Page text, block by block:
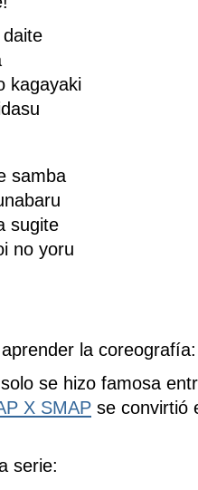
kagayaki
samba
sugite
no yoru
la coreografía:
se hizo famosa
X SMAP se convirtió
serie: